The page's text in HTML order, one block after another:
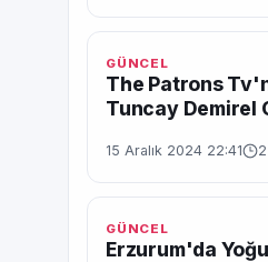
GÜNCEL
The Patrons
Tuncay Demirel
15 Aralık 2024 22:41
GÜNCEL
Erzurum'da